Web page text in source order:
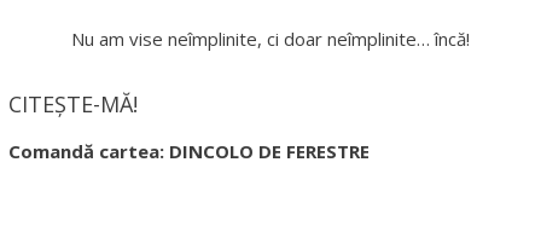
Nu am vise neîmplinite, ci doar neîmplinite… încă!
CITEȘTE-MĂ!
Comandă cartea: DINCOLO DE FERESTRE